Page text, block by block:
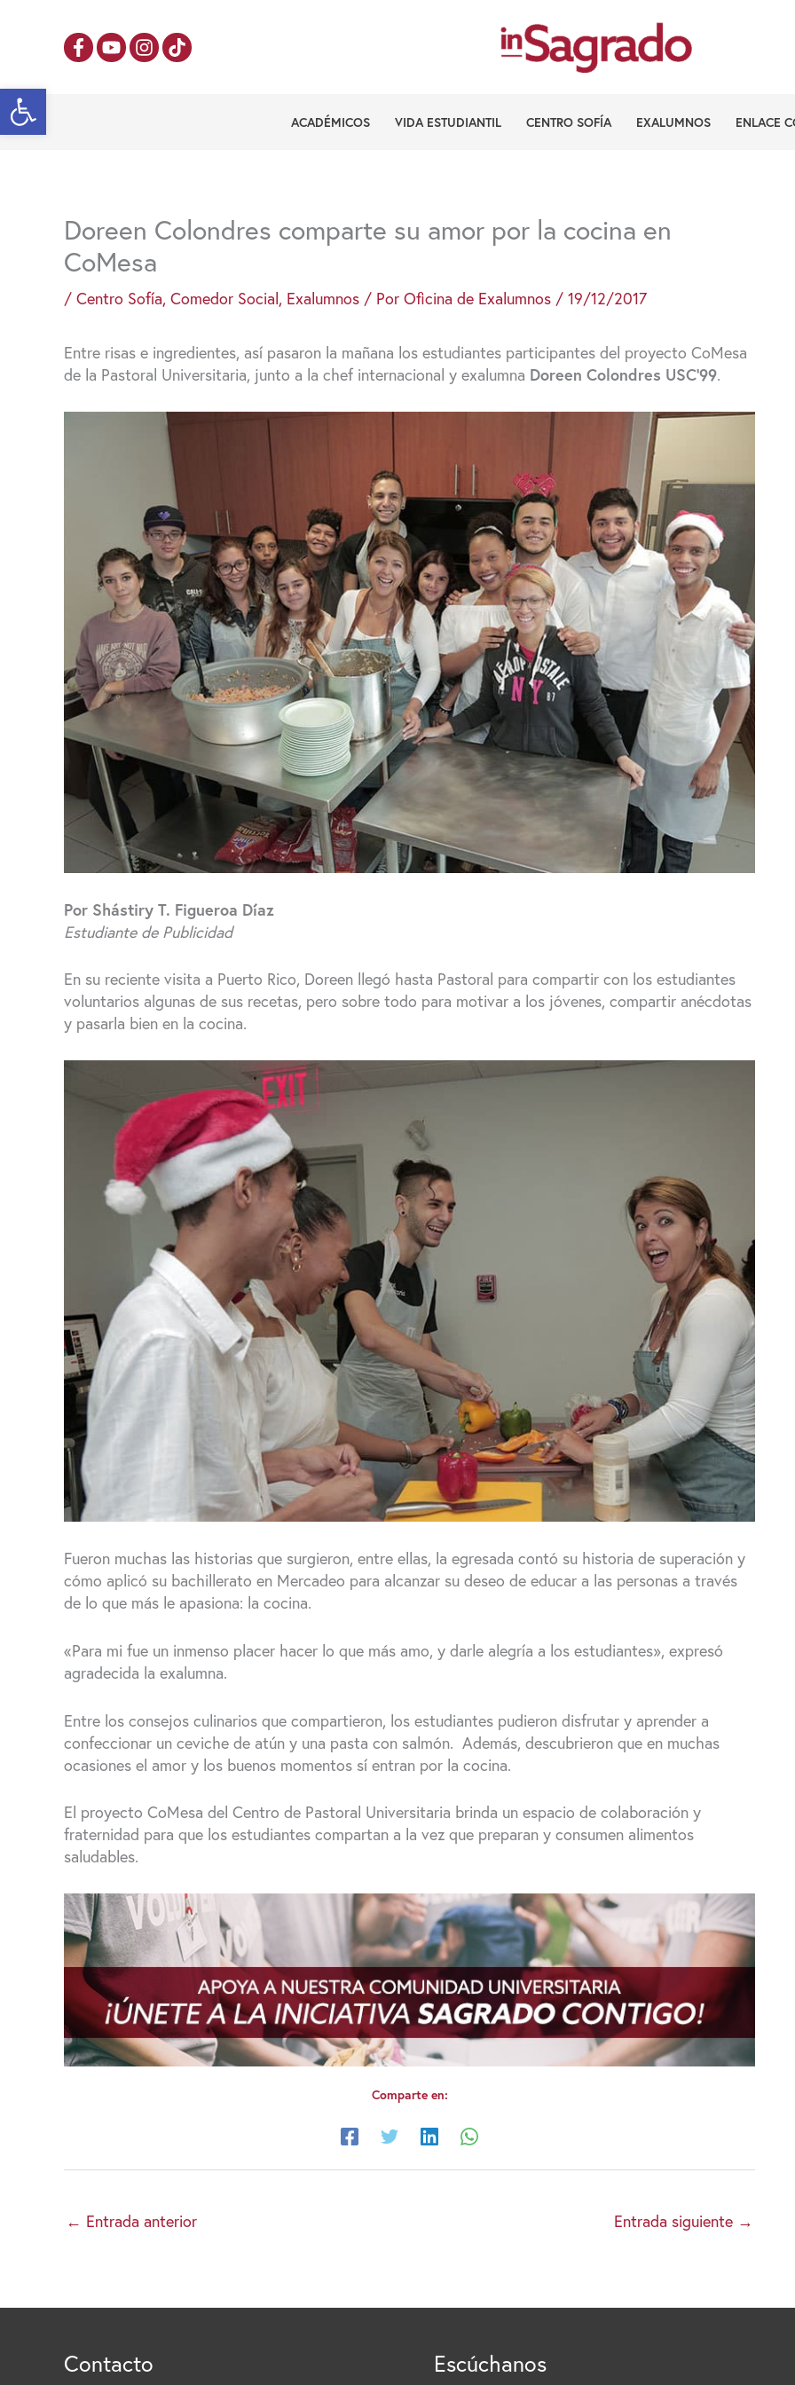
Abrir barra de herramientas
contenido
ACADÉMICOS VIDA ESTUDIANTIL CENTRO SOFÍA EXALUMNOS ENLACE
Doreen Colondres comparte su amor por la cocina en
CoMesa
/ Centro Sofía, Comedor Social, Exalumnos / Por Oficina de Exalumnos / 19/12/2017
Entre risas e ingredientes, así pasaron la mañana los estudiantes participantes del proyecto CoMesa
de la Pastoral Universitaria, junto a la chef internacional y exalumna Doreen Colondres USC’99.
Por Shástiry T. Figueroa Díaz
Estudiante de Publicidad
En su reciente visita a Puerto Rico, Doreen llegó hasta Pastoral para compartir con los estudiantes
voluntarios algunas de sus recetas, pero sobre todo para motivar a los jóvenes, compartir anécdotas
y pasarla bien en la cocina.
Fueron muchas las historias que surgieron, entre ellas, la egresada contó su historia de superación y
cómo aplicó su bachillerato en Mercadeo para alcanzar su deseo de educar a las personas a través
de lo que más le apasiona: la cocina.
«Para mi fue un inmenso placer hacer lo que más amo, y darle alegría a los estudiantes», expresó
agradecida la exalumna.
Entre los consejos culinarios que compartieron, los estudiantes pudieron disfrutar y aprender a
confeccionar un ceviche de atún y una pasta con salmón. Además, descubrieron que en muchas
ocasiones el amor y los buenos momentos sí entran por la cocina.
El proyecto CoMesa del Centro de Pastoral Universitaria brinda un espacio de colaboración y
fraternidad para que los estudiantes compartan a la vez que preparan y consumen alimentos
saludables.
Comparte en:
← Entrada anterior Entrada siguiente →
Contacto Escúchanos